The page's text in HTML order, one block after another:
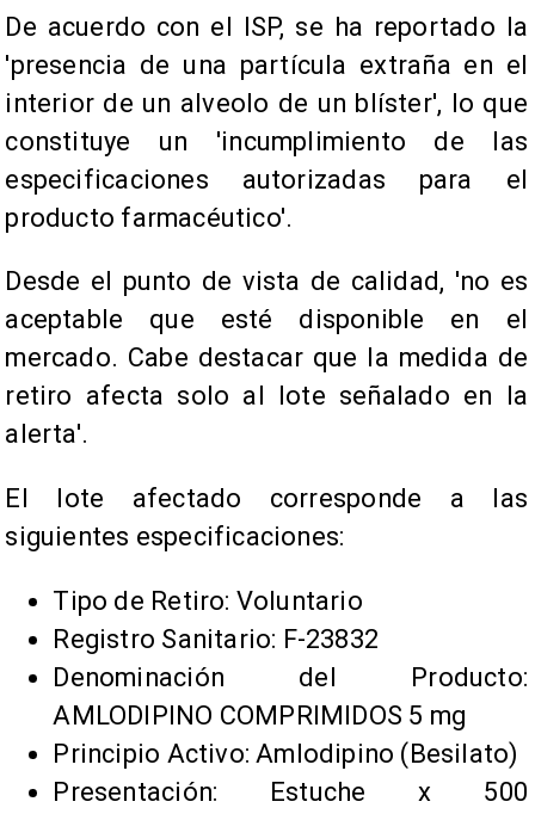
De acuerdo con el ISP, se ha reportado la
'presencia de una partícula extraña en el
interior de un alveolo de un blíster', lo que
constituye un 'incumplimiento de las
especificaciones autorizadas para el
producto farmacéutico'.
Desde el punto de vista de calidad, 'no es
aceptable que esté disponible en el
mercado. Cabe destacar que la medida de
retiro afecta solo al lote señalado en la
alerta'.
El lote afectado corresponde a las
siguientes especificaciones:
Tipo de Retiro: Voluntario
Registro Sanitario: F-23832
Denominación del Producto:
AMLODIPINO COMPRIMIDOS 5 mg
Principio Activo: Amlodipino (Besilato)
Presentación: Estuche x 500